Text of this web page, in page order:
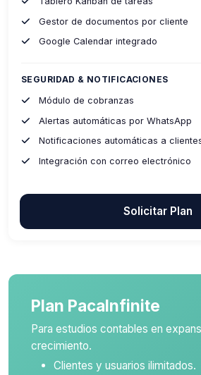
Gestor de documentos por cliente
Google Calendar integrado
SEGURIDAD & NOTIFICACIONES
Módulo de cobranzas
Alertas automáticas por WhatsApp
Notificaciones automáticas a
Integración con correo electrónico
Solicitar Plan
Plan PacaInfinite
Para estudios contables en
crecimiento.
Clientes y usuarios ilimitados.